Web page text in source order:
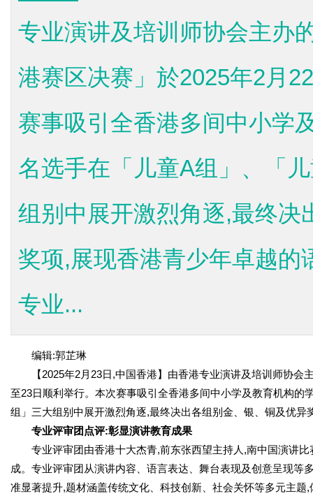
专业演讲及培训师协会主办
港赛区决赛」於2025年2月
赛事吸引全香港多间中小学
名选手在「儿童A组」、「
组别中展开激烈角逐,最终决
奖项,展现香港青少年卓越的
专业...
编辑:郭芷琳
【2025年2月23日,中国香港】由香港专业演讲及培训师协
至23日顺利举行。本次赛事吸引全香港多间中小学及教育机构
组」三大组别中展开激烈角逐,最终决出各组别金、银、铜及优
专业评审团点评:彰显演讲教育成果
专业评审团由香港十大杰青,前东张西望主持人,南中国演讲
成。专业评审团从演讲内容、语言表达、舞台表现及创意呈现
准显著提升,题材涵盖传统文化、科技创新、社会关怀等多元主